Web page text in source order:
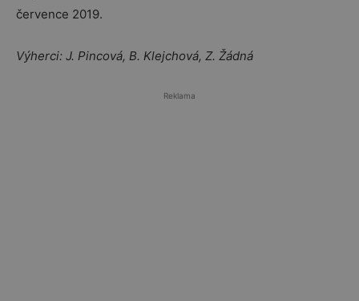
července 2019.
Výherci: J. Pincová, B. Klejchová, Z. Žádná
Reklama